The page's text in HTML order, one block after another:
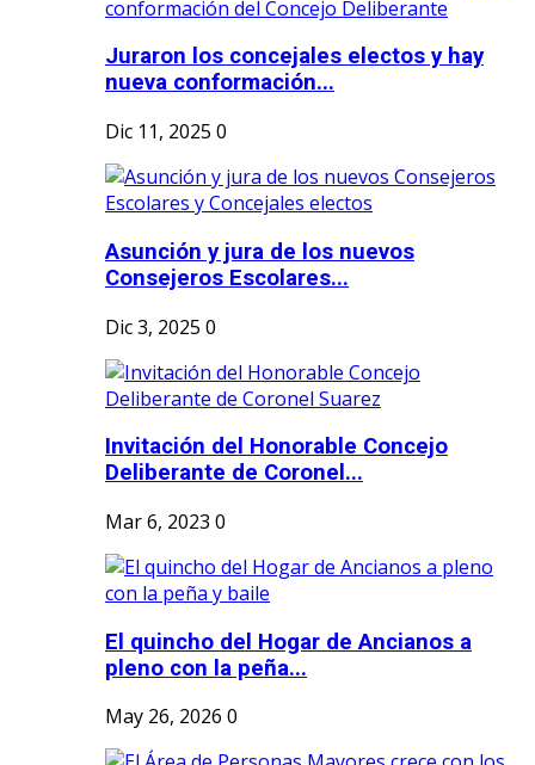
Juraron los concejales electos y hay
nueva conformación...
Dic 11, 2025 0
Asunción y jura de los nuevos
Consejeros Escolares...
Dic 3, 2025 0
Invitación del Honorable Concejo
Deliberante de Coronel...
Mar 6, 2023 0
El quincho del Hogar de Ancianos a
pleno con la peña...
May 26, 2026 0